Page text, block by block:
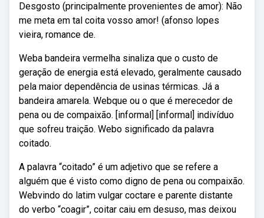
Desgosto (principalmente provenientes de amor): Não
me meta em tal coita vosso amor! (afonso lopes
vieira, romance de.
Weba bandeira vermelha sinaliza que o custo de
geração de energia está elevado, geralmente causado
pela maior dependência de usinas térmicas. Já a
bandeira amarela. Webque ou o que é merecedor de
pena ou de compaixão. [informal] [informal] indivíduo
que sofreu traição. Webo significado da palavra
coitado.
A palavra “coitado” é um adjetivo que se refere a
alguém que é visto como digno de pena ou compaixão.
Webvindo do latim vulgar coctare e parente distante
do verbo “coagir”, coitar caiu em desuso, mas deixou